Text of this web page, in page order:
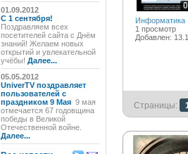
01.09.2012
C 1 сентября!
Поздравляем всех
посетителей сайта с Днём
знаний! Желаем новых
открытий и увлекательной
учёбы! Далее...
05.05.2012
UniverTV поздравляет
пользователей с
праздником 9 Мая 9 мая
отмечается 67 годовщина
победы в Великой
Отечественной войне.
Далее...
Информатика
1 просмотр
Добавлен:
Страницы: